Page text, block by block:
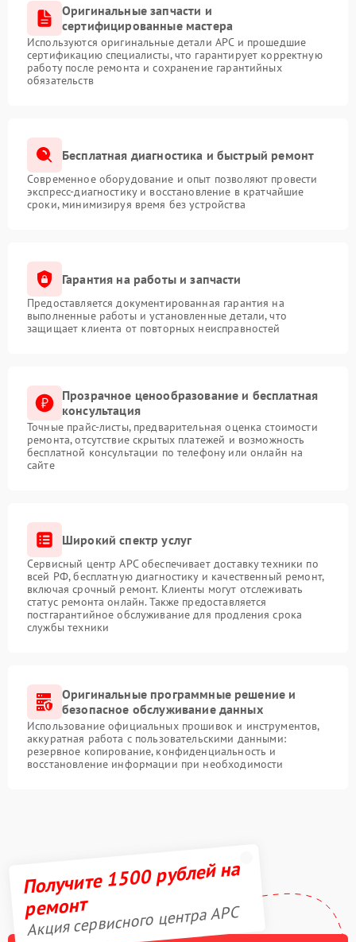
Оригинальные запчасти и
сертифицированные мастера
Используются оригинальные детали APC и прошедшие
сертификацию специалисты, что гарантирует корректную
работу после ремонта и сохранение гарантийных
обязательств
Бесплатная диагностика и быстрый ремонт
Современное оборудование и опыт позволяют провести
экспресс-диагностику и восстановление в кратчайшие
сроки, минимизируя время без устройства
Гарантия на работы и запчасти
Предоставляется документированная гарантия на
выполненные работы и установленные детали, что
защищает клиента от повторных неисправностей
Прозрачное ценообразование и бесплатная
консультация
Точные прайс-листы, предварительная оценка стоимости
ремонта, отсутствие скрытых платежей и возможность
бесплатной консультации по телефону или онлайн на
сайте
Широкий спектр услуг
Сервисный центр APC обеспечивает доставку техники по
всей РФ, бесплатную диагностику и качественный ремонт,
включая срочный ремонт. Клиенты могут отслеживать
статус ремонта онлайн. Также предоставляется
постгарантийное обслуживание для продления срока
службы техники
Оригинальные программные решение и
безопасное обслуживание данных
Использование официальных прошивок и инструментов,
аккуратная работа с пользовательскими данными:
резервное копирование, конфиденциальность и
восстановление информации при необходимости
Получите 1500 рублей на
ремонт
Акция сервисного центра APC